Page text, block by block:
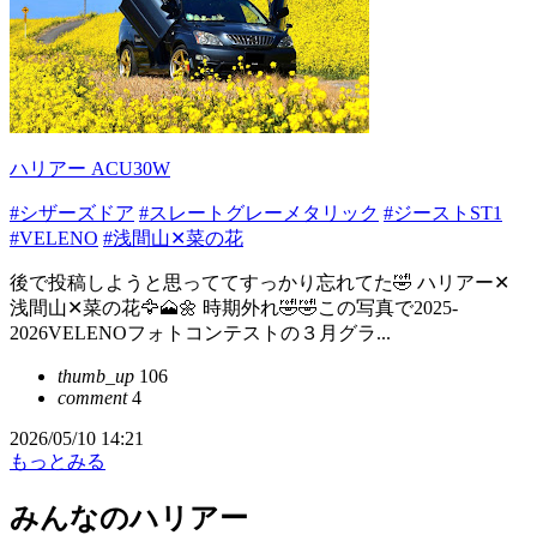
ハリアー ACU30W
#シザーズドア #スレートグレーメタリック #ジーストST1
#VELENO #浅間山✕菜の花
後で投稿しようと思っててすっかり忘れてた🤣 ハリアー✕
浅間山✕菜の花🦅🗻🌼 時期外れ🤣🤣この写真で2025-
2026VELENOフォトコンテストの３月グラ...
thumb_up 106
comment4
2026/05/10 14:21
もっとみる
みんなのハリアー